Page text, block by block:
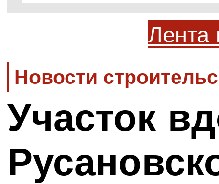
Лента
Новости
Участок